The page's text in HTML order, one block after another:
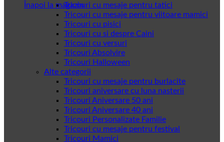
Înapoi la magazinTricouri cu mesaje pentru tatici
Tricouri cu mesaje pentru viitoare mamici
Tricouri cu pisici
Tricouri cu si despre Caini
Tricouri cu versuri
Tricouri Absolvire
Tricouri Halloween
Alte categorii
Tricouri cu mesaje pentru burlacite
Tricouri aniversare cu luna nasterii
Tricouri Aniversare 50 ani
Tricouri Aniversare 40 ani
Tricouri Personalizate Familie
Tricouri cu mesaje pentru festival
Tricouri Mamici